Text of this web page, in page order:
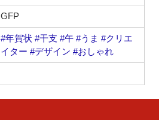
GFP
#年賀状 #干支 #午 #うま #クリエ
イター #デザイン #おしゃれ